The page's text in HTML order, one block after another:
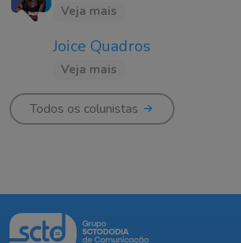
Veja mais
Joice Quadros
Veja mais
Todos os colunistas